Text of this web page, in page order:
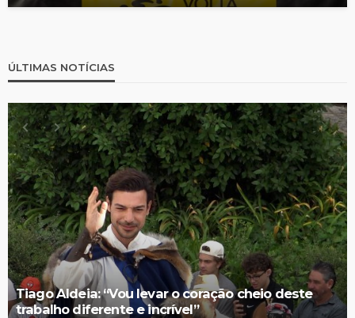
ÚLTIMAS NOTÍCIAS
Tiago Aldeia: “Vou levar o coração cheio deste
trabalho diferente e incrível”